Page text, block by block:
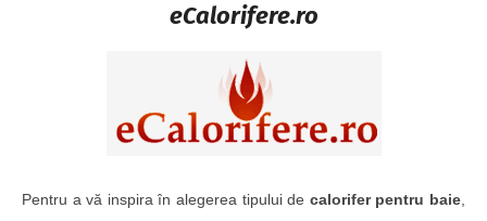
eCalorifere.ro
Pentru a vă inspira în alegerea tipului de calorifer pentru baie